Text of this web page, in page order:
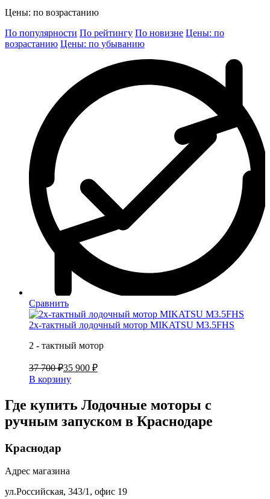
Цены: по возрастанию
По популярности По рейтингу По новизне Цены: по
возрастанию Цены: по убыванию
Сравнить
2х-тактный лодочный мотор MIKATSU M3.5FHS
2 - тактный мотор
37 700 ₽35 900 ₽
В корзину
Где купить Лодочные моторы с
ручным запуском в Краснодаре
Краснодар
Адрес магазина
ул.Российская, 343/1, офис 19